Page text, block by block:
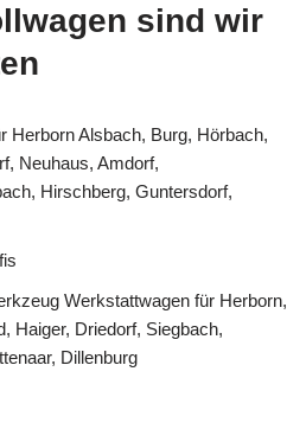
sind wir
Herborn Alsbach, Burg, Hörbach,
Neuhaus, Amdorf,
Hirschberg, Guntersdorf,
Werkstattwagen für Herborn,
Haiger, Driedorf, Siegbach,
Dillenburg